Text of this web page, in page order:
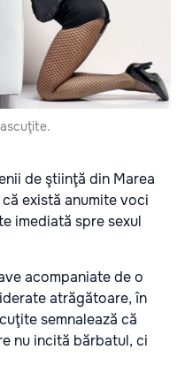
de ştiinţă din Marea
există anumite voci
imediată spre sexul
acompaniate de o
atrăgătoare, în
semnalează că
nu incită bărbatul, ci